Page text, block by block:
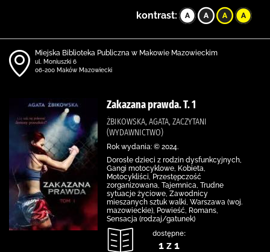
kontrast:
Miejska Biblioteka Publiczna w Makowie Mazowieckim
ul. Moniuszki 6
06-200 Maków Mazowiecki
Zakazana prawda. T. 1
ŻBIKOWSKA, AGATA, ZACZYTANI
(WYDAWNICTWO)
Rok wydania: © 2024.
Dorosłe dzieci z rodzin dysfunkcyjnych,
Gangi motocyklowe, Kobieta,
Motocykliści, Przestępczość
zorganizowana, Tajemnica, Trudne
sytuacje życiowe, Zawodnicy
mieszanych sztuk walki, Warszawa (woj.
mazowieckie), Powieść, Romans,
Sensacja (rodzaj/gatunek)
dostępne:
1 z 1